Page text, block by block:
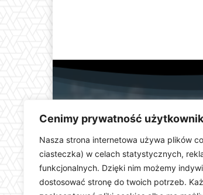
Cenimy prywatność
Nasza strona internetowa używa plików
ciasteczka) w celach statystycznych,
funkcjonalnych. Dzięki nim możemy
dostosować stronę do twoich potrzeb.